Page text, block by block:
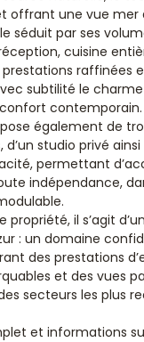
offrant une vue mer
séduit par ses
cuisine
raffinées
subtilité le
contemporain.
également de
studio privé
permettant
indépendance,
propriété, il s’agit
: un domaine
des prestations
et des vues
secteurs les plus
et informations